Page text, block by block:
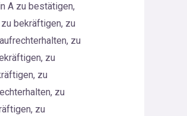
A zu bestätigen,
bekräftigen, zu
zu
zu
zu
zu
zu